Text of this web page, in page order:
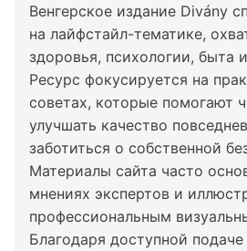
Венгерское издание Divány
на лайфстайл-тематике,
здоровья, психологии, быта
Ресурс фокусируется на
советах, которые помогают
улучшать качество
заботиться о собственной
Материалы сайта часто
мнениях экспертов и
профессиональным
Благодаря доступной